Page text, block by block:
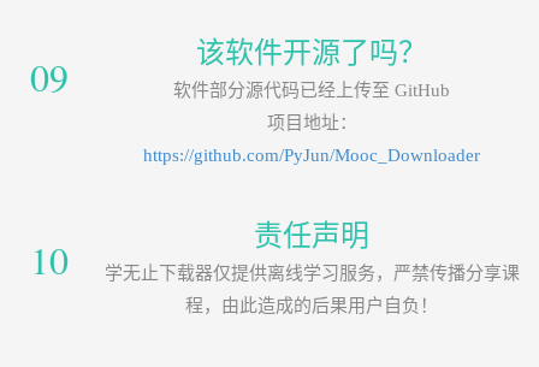
09 该软件开源了吗？
软件部分源代码已经上传至 GitHub
项目地址：
https://github.com/PyJun/Mooc_Downloader
10 责任声明
学无止下载器仅提供离线学习服务，严禁传播分享课
程，由此造成的后果用户自负！